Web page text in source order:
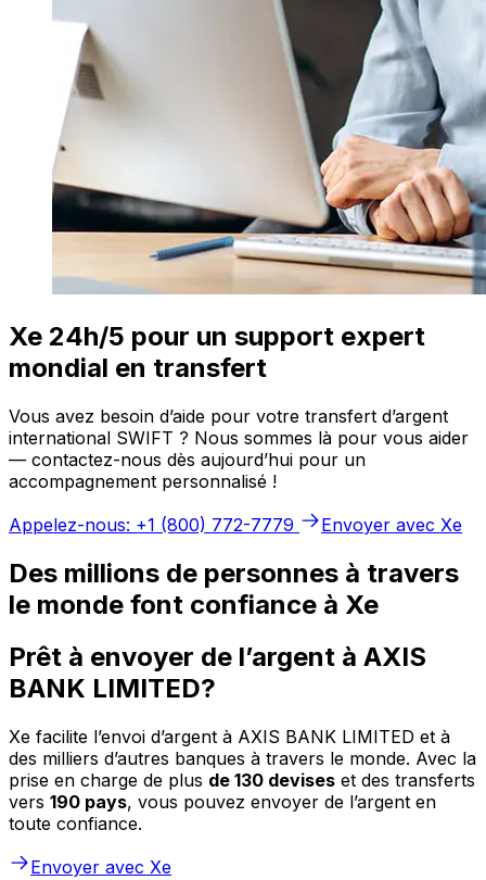
Xe 24h/5 pour un support expert
mondial en transfert
Vous avez besoin d’aide pour votre transfert d’argent
international SWIFT ? Nous sommes là pour vous aider
— contactez-nous dès aujourd’hui pour un
accompagnement personnalisé !
Appelez-nous: +1 (800) 772-7779
Envoyer avec Xe
Des millions de personnes à travers
le monde font confiance à Xe
Prêt à envoyer de l’argent à AXIS
BANK LIMITED?
Xe facilite l’envoi d’argent à AXIS BANK LIMITED et à
des milliers d’autres banques à travers le monde. Avec la
prise en charge de plus de 130 devises et des transferts
vers 190 pays, vous pouvez envoyer de l’argent en
toute confiance.
Envoyer avec Xe